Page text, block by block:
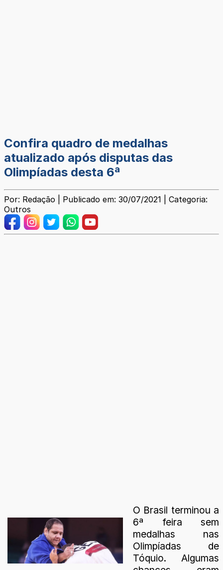
Confira quadro de medalhas
atualizado após disputas das
Olimpíadas desta 6ª
Por: Redação | Publicado em: 30/07/2021 | Categoria:
Outros
O Brasil terminou a
6ª feira sem
medalhas nas
Olimpíadas de
Tóquio. Algumas